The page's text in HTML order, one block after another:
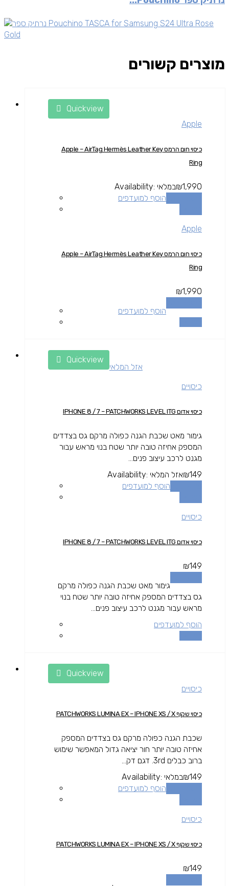
מוצרים קשורים
Quickview
Apple
כיסוי חום הרמס Apple – AirTag Hermès Leather Key
Ring
₪1,990
Availability: במלאי
הוסף למועדפים
Apple
כיסוי חום הרמס Apple – AirTag Hermès Leather Key
Ring
₪1,990
הוסף למועדפים
Quickview
אזל המלאי
כיסויים
כיסוי אדום IPHONE 8 / 7 – PATCHWORKS LEVEL ITG
גימור מאט שכבת הגנה כפולה מרקם גס בצדדים
המספק אחיזה טובה יותר שטח בנוי מראש עבור
מגנט לרכב עיצוב פנים...
₪149
Availability: אזל המלאי
הוסף למועדפים
כיסויים
כיסוי אדום IPHONE 8 / 7 – PATCHWORKS LEVEL ITG
₪149
גימור מאט שכבת הגנה כפולה מרקם
גס בצדדים המספק אחיזה טובה יותר שטח בנוי
מראש עבור מגנט לרכב עיצוב פנים...
הוסף למועדפים
Quickview
כיסויים
כיסוי שקוף PATCHWORKS LUMINA EX – IPHONE XS / X
שכבת הגנה כפולה מרקם גס בצדדים המספק
אחיזה טובה יותר חור יציאה גדול המאפשר שימוש
ברוב כבלים 3rd. דגם דק...
₪149
Availability: במלאי
הוסף למועדפים
כיסויים
כיסוי שקוף PATCHWORKS LUMINA EX – IPHONE XS / X
₪149